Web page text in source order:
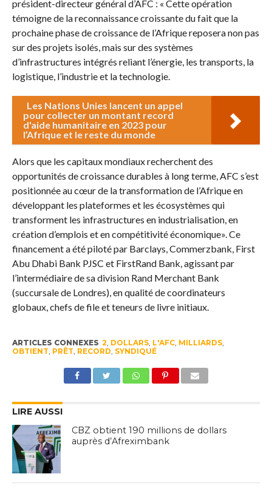
président-directeur général d’AFC : « Cette opération
témoigne de la reconnaissance croissante du fait que la
prochaine phase de croissance de l’Afrique reposera non pas
sur des projets isolés, mais sur des systèmes
d’infrastructures intégrés reliant l’énergie, les transports, la
logistique, l’industrie et la technologie.
Les Nations Unies lancent un appel
pour collecter un montant record
d'aide humanitaire en 2023 pour
l’Afrique et le reste du monde
Alors que les capitaux mondiaux recherchent des
opportunités de croissance durables à long terme, AFC s’est
positionnée au cœur de la transformation de l’Afrique en
développant les plateformes et les écosystèmes qui
transforment les infrastructures en industrialisation, en
création d’emplois et en compétitivité économique». Ce
financement a été piloté par Barclays, Commerzbank, First
Abu Dhabi Bank PJSC et FirstRand Bank, agissant par
l’intermédiaire de sa division Rand Merchant Bank
(succursale de Londres), en qualité de coordinateurs
globaux, chefs de file et teneurs de livre initiaux.
ARTICLES CONNEXES 2 DOLLARS, L'AFC, MILLIARDS,
OBTIENT PRÊT RECORD SYNDIQUÉ
LIRE AUSSI
CBZ obtient 190 millions de dollars
auprès d’Afreximbank